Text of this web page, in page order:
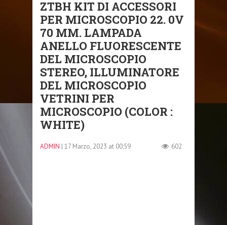
ZTBH KIT DI ACCESSORI
PER MICROSCOPIO 22. 0V
70 MM. LAMPADA
ANELLO FLUORESCENTE
DEL MICROSCOPIO
STEREO, ILLUMINATORE
DEL MICROSCOPIO
VETRINI PER
MICROSCOPIO (COLOR :
WHITE)
ADMIN | 17 Marzo, 2023 at 00:59 602